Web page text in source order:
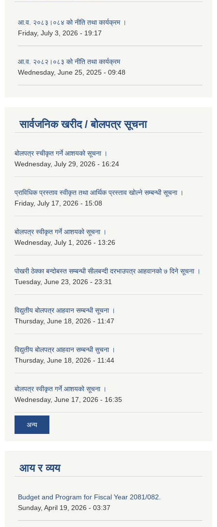
आ.व. २०८३।०८४ को नीति तथा कार्यक्रम ।
Friday, July 3, 2026 - 19:17
आ.व. २०८२।०८३ को नीति तथा कार्यक्रम
Wednesday, June 25, 2025 - 09:48
सार्वजनिक खरीद / बोलपत्र सूचना
बोलपत्र स्चीकृत गर्ने आशयको सूचना ।
Wednesday, July 29, 2026 - 16:24
प्राविधिक प्रस्ताव स्वीकृत तथा आर्थिक प्रस्ताव खोल्ने सम्बन्धी सूचना ।
Friday, July 17, 2026 - 15:08
बोलपत्र स्वीकृत गर्ने आशयको सूचना ।
Wednesday, July 1, 2026 - 13:26
पोखरी ठेक्का बन्दोबस्त सम्बन्धी सीलबन्दी दरभाउपत्र आहवानको ७ दिने सूचना ।
Tuesday, June 23, 2026 - 23:31
विद्युतीय बोलपत्र आहवान सम्बन्धी सूचना ।
Thursday, June 18, 2026 - 11:47
विद्युतीय बोलपत्र आहवान सम्बन्धी सुचना ।
Thursday, June 18, 2026 - 11:44
बोलपत्र स्वीकृत गर्ने आशयको सूचना ।
Wednesday, June 17, 2026 - 16:35
अन्य
आय र व्यय
Budget and Program for Fiscal Year 2081/082.
Sunday, April 19, 2026 - 03:37